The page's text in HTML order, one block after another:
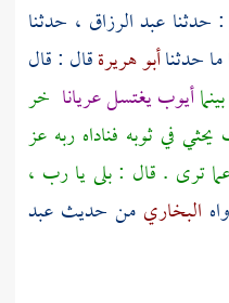
حدثنا عبد الرزاق ، حدثنا
حدثناأبو هريرةقال : قال
بينماأيوب يغتسل عريانا خر
في ثوبه فناداه ربه عز
ترى . قال : بلى يا رب ،
البخاري من حديث عبد